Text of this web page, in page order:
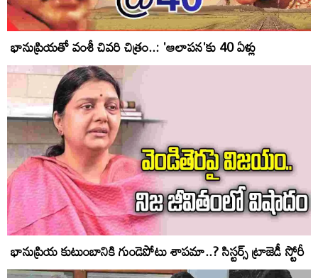
భానుప్రియతో వంశీ చివరి చిత్రం..: 'ఆలాపన'కు 40 ఏళ్లు
భానుప్రియ కుటుంబానికి గుండెపోటు శాపమా..? సిస్టర్స్ ట్రాజెడీ స్టోరీ